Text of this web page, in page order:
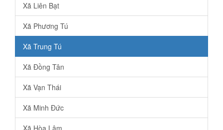
Xã Liên Bạt
Xã Phương Tú
Xã Trung Tú
Xã Đồng Tân
Xã Vạn Thái
Xã Minh Đức